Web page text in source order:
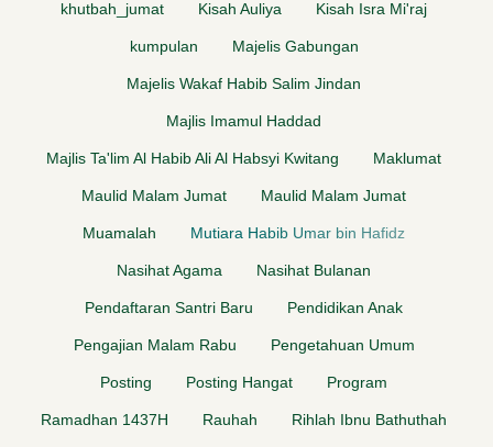
khutbah_jumat Kisah Auliya Kisah Isra Mi'raj
kumpulan Majelis Gabungan
Majelis Wakaf Habib Salim Jindan
Majlis Imamul Haddad
Majlis Ta'lim Al Habib Ali Al Habsyi Kwitang Maklumat
Maulid Malam Jumat Maulid Malam Jumat
Muamalah Mutiara Habib Umar bin Hafidz
Nasihat Agama Nasihat Bulanan
Pendaftaran Santri Baru Pendidikan Anak
Pengajian Malam Rabu Pengetahuan Umum
Posting Posting Hangat Program
Ramadhan 1437H Rauhah Rihlah Ibnu Bathuthah